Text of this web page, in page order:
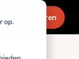
op.
Abonneren